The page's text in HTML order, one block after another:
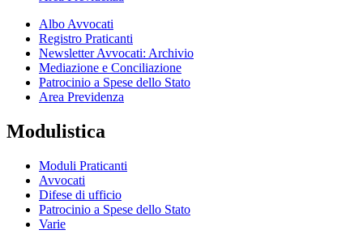
Albo Avvocati
Registro Praticanti
Newsletter Avvocati: Archivio
Mediazione e Conciliazione
Patrocinio a Spese dello Stato
Area Previdenza
Modulistica
Moduli Praticanti
Avvocati
Difese di ufficio
Patrocinio a Spese dello Stato
Varie